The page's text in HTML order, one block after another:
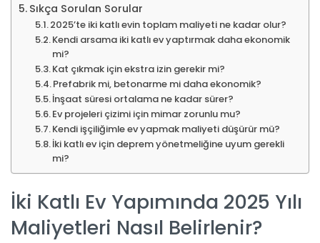
Sıkça Sorulan Sorular
2025’te iki katlı evin toplam maliyeti ne kadar olur?
Kendi arsama iki katlı ev yaptırmak daha ekonomik
mi?
Kat çıkmak için ekstra izin gerekir mi?
Prefabrik mi, betonarme mi daha ekonomik?
İnşaat süresi ortalama ne kadar sürer?
Ev projeleri çizimi için mimar zorunlu mu?
Kendi işçiliğimle ev yapmak maliyeti düşürür mü?
İki katlı ev için deprem yönetmeliğine uyum gerekli
mi?
İki Katlı Ev Yapımında 2025 Yılı
Maliyetleri Nasıl Belirlenir?